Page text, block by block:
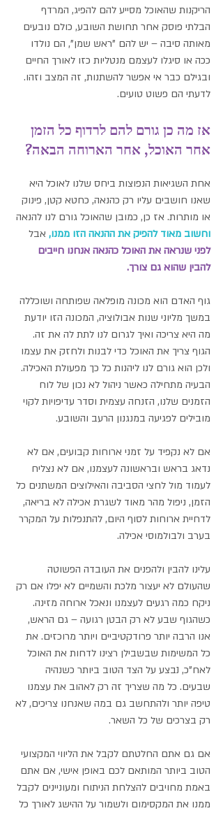
הריקנות שהאוכל מסייע להם להפיג, המרדף
הבלתי פוסק אחר תחושת השובע, כולם נובעים
מאותה סיבה – יש להם "ראש שמן", הם נולדו
ככה או סיגלו לעצמם מנטליות כזו לאורך החיים
ובגילם כבר אי אפשר להשתנות, זה המצב וזהו.
לדעתי הם פשוט טועים.
אז מה כן גורם להם לרדוף כל הזמן
אחר האוכל, אחר הארוחה הבאה?
אחת השגיאות הנפוצות ביחס שלנו לאוכל היא
שאנו חושבים עליו רק כהנאה, כחטא קטן, פינוק
או מותרות. אז כן, כמובן שהאוכל גורם לנו להנאה
וחשוב מאוד להפיק את ההנאה הזו ממנו, אבל
לפני שנראה את האוכל כהנאה אנחנו חייבים
להבין שהוא גם צורך.
גוף האדם הוא מכונה מופלאה שפותחה ושוכללה
במשך מליוני שנות אבולוציה, המכונה הזו יודעת
מה היא צריכה ואיך לגרום לנו לתת לה את זה.
הגוף צריך את האוכל כדי לבנות ולחזק את עצמו
ולכן הוא גורם לנו ליהנות כל כך מפעולת האכילה.
הבעיה מתחילה כאשר ניהול לא נכון של לוח
הזמנים שלנו, הזנחה עצמית וסדר עדיפויות לקוי
מובילים לפגיעה במנגנון הרעב והשובע.
אם לא נקפיד על זמני ארוחות קבועים, אם לא
נדאג בראש ובראשונה לעצמנו, אם לא נצליח
לעמוד מול לחצי הסביבה והאילוצים המשתנים כל
הזמן, ניפול מהר מאוד לשגרת אכילה לא בריאה,
לדחיית ארוחות לסוף היום, להתנפלות על המקרר
בערב ולבולמוסי אכילה.
עלינו להבין ולהפנים את העובדה הפשוטה
שהעולם לא יעצור מלכת והשמיים לא יפלו אם רק
ניקח כמה רגעים לעצמנו ונאכל ארוחה מזינה.
כשהגוף שבע לא רק הבטן רגועה – גם הראש,
אנו הרבה יותר פרודקטיביים ויותר מרוכזים. את
כל המשימות שבשבילן רצינו לדחות את האוכל
לאח"כ, נבצע על הצד הטוב ביותר כשנהיה
שבעים. כל מה שצריך זה רק לאהוב את עצמנו
טיפה יותר ולהתחשב גם במה שאנחנו צריכים, לא
רק בצרכים של כל השאר.
אם גם אתם החלטתם לקבל את הליווי המקצועי
הטוב ביותר המותאם לכם באופן אישי, אם אתם
באמת מחויבים להצלחת הניתוח ומעוניינים לקבל
ממנו את המקסימום ולשמור על ההישג לאורך כל